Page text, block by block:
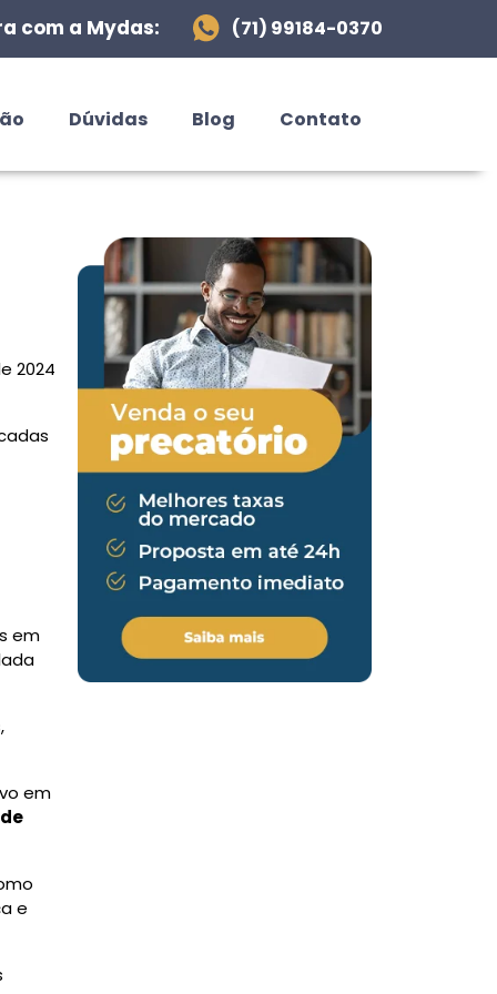
com a Mydas: (71) 99184-0370
Dúvidas Blog Contato
2024
em
em
e